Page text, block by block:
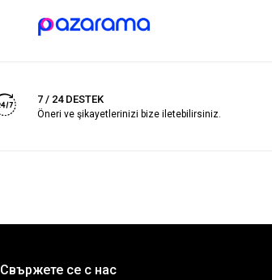
7 / 24 DESTEK
Öneri ve şikayetlerinizi bize iletebilirsiniz.
Свържете се с нас